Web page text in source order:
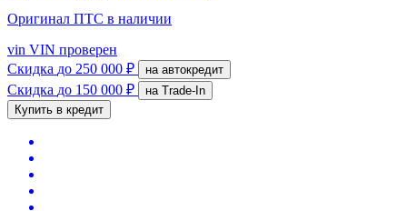
Оригинал ПТС в наличии
vin VIN проверен
Скидка до 250 000 ₽ на автокредит
Скидка до 150 000 ₽
на Trade-In
Купить в кредит